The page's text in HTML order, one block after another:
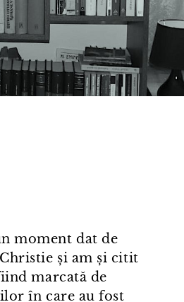
moment dat de
și am și citit
marcată de
în care au fost